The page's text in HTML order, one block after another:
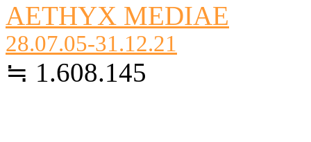
AETHYX MEDIAE
28.07.05-31.12.21
≒ 1.608.145